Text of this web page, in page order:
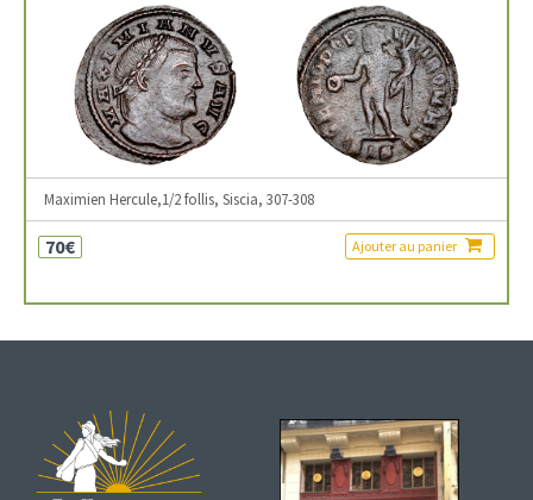
Maximien Hercule,1/2 follis, Siscia, 307-308
70€ Ajouter au panier